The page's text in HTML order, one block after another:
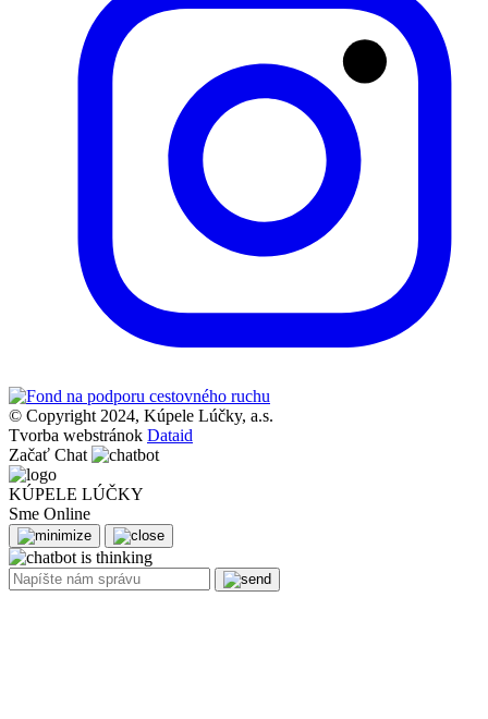
© Copyright 2024, Kúpele Lúčky, a.s.
Tvorba webstránok Dataid
Začať Chat
KÚPELE LÚČKY
Sme Online